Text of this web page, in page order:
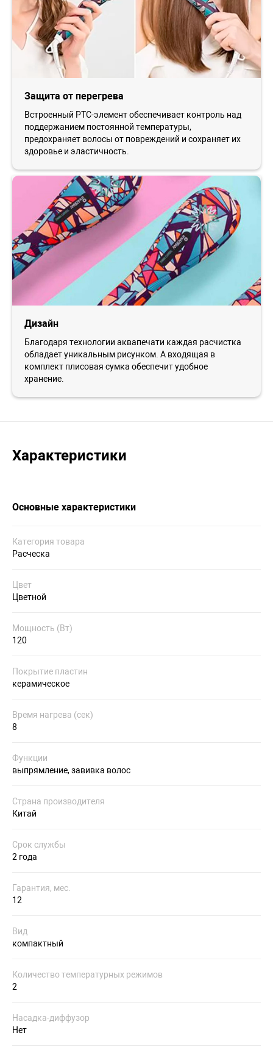
Защита от перегрева
Встроенный РТС-элемент обеспечивает контроль над
поддержанием постоянной температуры,
предохраняет волосы от повреждений и сохраняет их
здоровье и эластичность.
Дизайн
Благодаря технологии аквапечати каждая расчистка
обладает уникальным рисунком. А входящая в
комплект плисовая сумка обеспечит удобное
хранение.
Характеристики
Основные характеристики
Категория товара
Расческа
Цвет
Цветной
Мощность (Вт)
120
Покрытие пластин
керамическое
Время нагрева (сек)
8
Функции
выпрямление, завивка волос
Страна производителя
Китай
Срок службы
2 года
Гарантия, мес.
12
Вид
компактный
Количество температурных режимов
2
Насадка-диффузор
Нет